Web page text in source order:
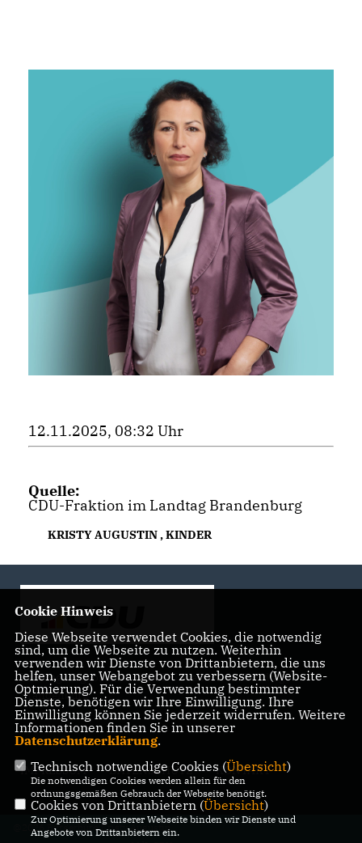
12.11.2025, 08:32 Uhr
Quelle:
CDU-Fraktion im Landtag Brandenburg
KRISTY AUGUSTIN,KINDER
Landtagsabgeordnete der CDU Fraktion im Landtag
Brandenburg
IMPRESSUM DATENSCHUTZ KONTAKT
@2026 Bürgerbüro Kristy Augustin,
Cookie Hinweis
Diese Webseite verwendet Cookies, die notwendig
sind, um die Webseite zu nutzen. Weiterhin
verwenden wir Dienste von Drittanbietern, die uns
helfen, unser Webangebot zu verbessern (Website-
Optmierung). Für die Verwendung bestimmter
Dienste, benötigen wir Ihre Einwilligung. Ihre
Einwilligung können Sie jederzeit widerrufen. Weitere
Informationen finden Sie in unserer
Datenschutzerklärung.
Technisch notwendige Cookies (Übersicht)
Die notwendigen Cookies werden allein für den
ordnungsgemäßen Gebrauch der Webseite benötigt.
Cookies von Drittanbietern (Übersicht)
Zur Optimierung unserer Webseite binden wir Dienste und
Angebote von Drittanbietern ein.